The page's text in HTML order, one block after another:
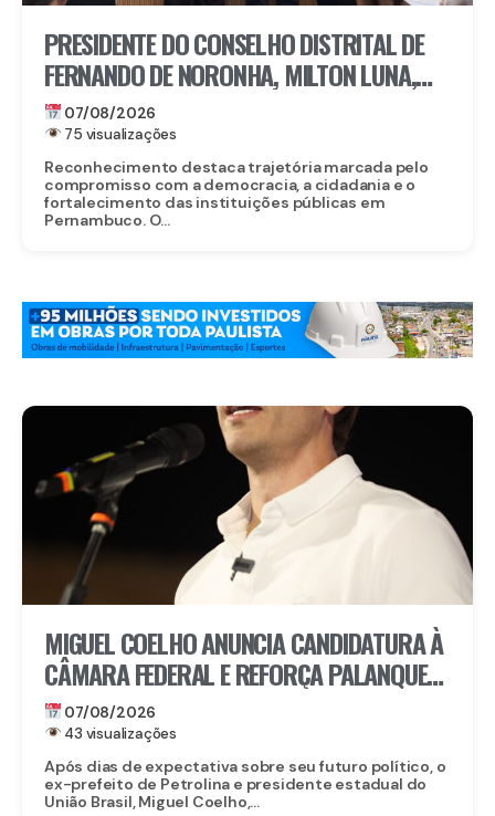
PRESIDENTE DO CONSELHO DISTRITAL DE
FERNANDO DE NORONHA, MILTON LUNA,
RECEBE MEDALHA DO MÉRITO ELEITORAL
FREI CANECA, UMA DAS MAIORES
HONRARIAS DO TRE-PE
07/08/2026
75 visualizações
Reconhecimento destaca trajetória marcada pelo
compromisso com a democracia, a cidadania e o
fortalecimento das instituições públicas em
Pernambuco. O...
MIGUEL COELHO ANUNCIA CANDIDATURA À
CÂMARA FEDERAL E REFORÇA PALANQUE
DE RAQUEL LYRA EM PERNAMBUCO
07/08/2026
43 visualizações
Após dias de expectativa sobre seu futuro político, o
ex-prefeito de Petrolina e presidente estadual do
União Brasil, Miguel Coelho,...